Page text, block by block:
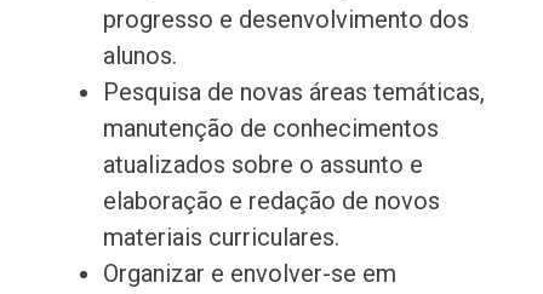
progresso e desenvolvimento dos
alunos.
Pesquisa de novas áreas temáticas,
manutenção de conhecimentos
atualizados sobre o assunto e
elaboração e redação de novos
materiais curriculares.
Organizar e envolver-se em